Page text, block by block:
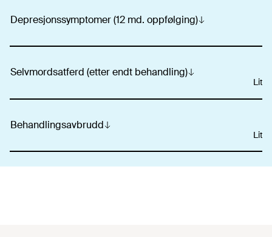
Depresjonssymptomer (12 md. oppfølging)
Selvmordsatferd (etter endt behandling)
Behandlingsavbrudd